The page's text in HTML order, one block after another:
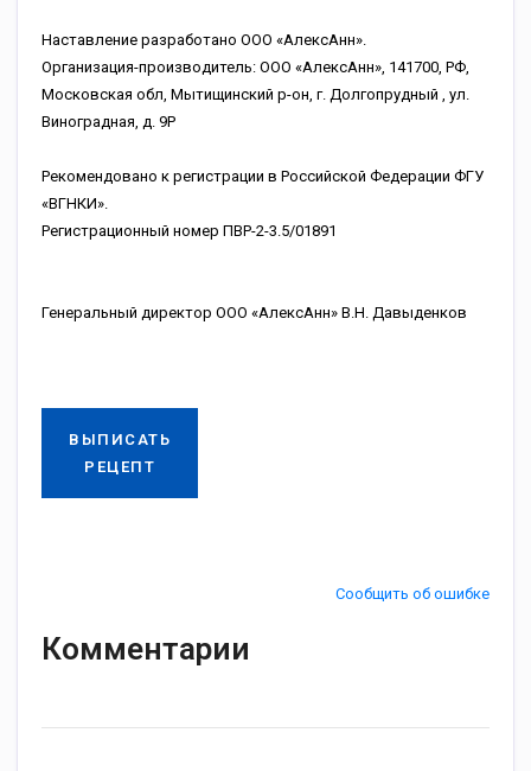
Наставление разработано ООО «АлексАнн».
Организация-производитель: ООО «АлексАнн», 141700, РФ,
Московская обл, Мытищинский р-он, г. Долгопрудный , ул.
Виноградная, д. 9Р
Рекомендовано к регистрации в Российской Федерации ФГУ
«ВГНКИ».
Регистрационный номер ПВР-2-3.5/01891
Генеральный директор ООО «АлексАнн» В.Н. Давыденков
ВЫПИСАТЬ
РЕЦЕПТ
Сообщить об ошибке
Комментарии